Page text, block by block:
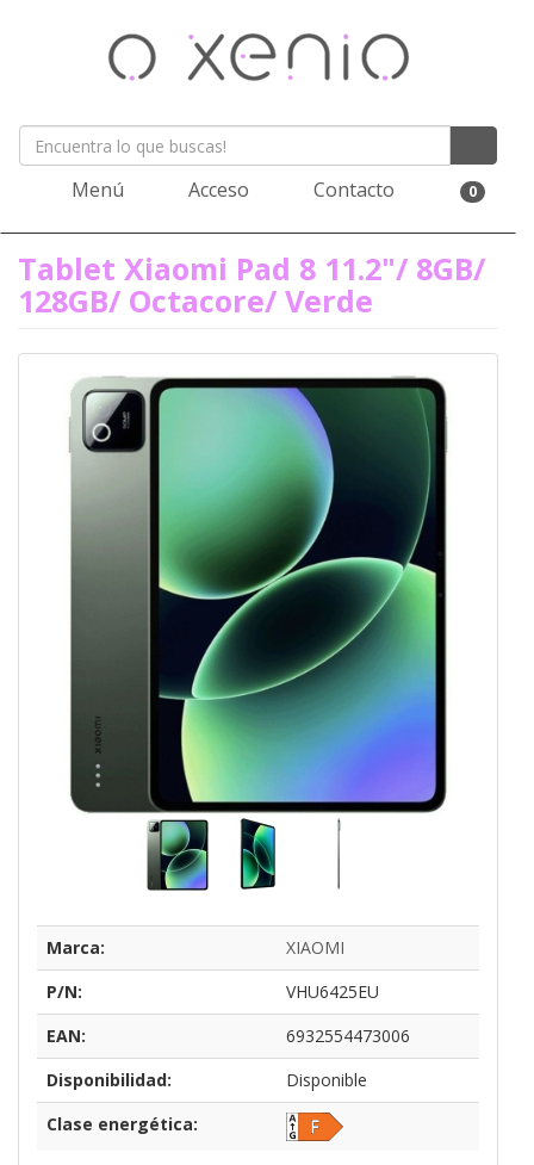
Menú Acceso Contacto 0
Tablet Xiaomi Pad 8 11.2"/ 8GB/
128GB/ Octacore/ Verde
Marca:
XIAOMI
P/N:
VHU6425EU
EAN:
6932554473006
Disponibilidad:
Disponible
Clase energética: